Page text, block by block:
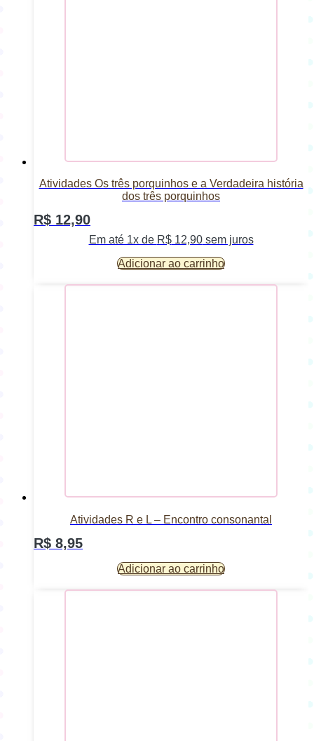
Atividades Os três porquinhos e a Verdadeira história
dos três porquinhos
R$ 12,90
Em até 1x de R$12,90sem juros
Adicionar ao carrinho
Atividades R e L – Encontro consonantal
R$ 8,95
Adicionar ao carrinho